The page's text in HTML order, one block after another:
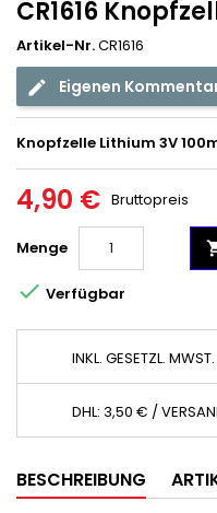
CR1616
Artikel-Nr.CR1616
Eigenen
Knopfzelle Lithium 3V
4,90 € Bruttopreis
Menge
 Verfügbar
INKL. GESETZL.
DHL: 3,50 € /
BESCHREIBUNG